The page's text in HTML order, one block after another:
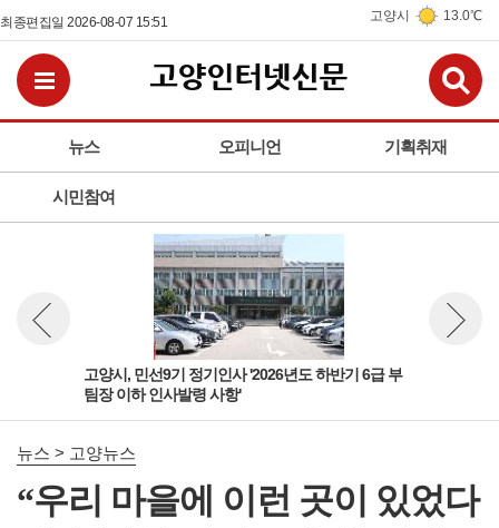
최종편집일 2026-08-07 15:51 고양시 13.0℃
뉴스 오피니언 기획취재
시민참여
전체메뉴보기
고양시, 민선9기 정기인사 '2026년도 하반기 6급 부
팀장 이하 인사발령 사항'
뉴스 이전보기
뉴스 > 고양뉴스
“우리 마을에 이런 곳이 있었다